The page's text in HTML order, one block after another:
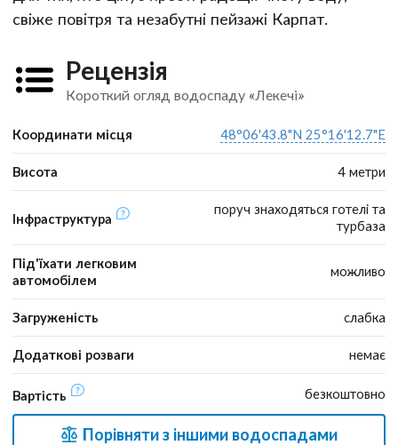
свіже повітря та незабутні пейзажі Карпат.
Рецензія
Короткий огляд водоспаду «Лекечі»
Координати місця 48°06'43.8"N 25°16'12.7"E
Висота 4 метри
Інфраструктура
поруч знаходяться готелі та
турбаза
Під'їхати легковим
автомобілем
можливо
Загруженість слабка
Додаткові розваги немає
Вартість безкоштовно
Порівняти з іншими водоспадами